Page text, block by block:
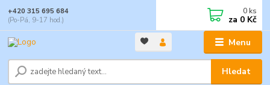
Menu
Hledat
+420 315 695 684
(Po-Pá, 9-17 hod.)
0 ks
za 0 Kč